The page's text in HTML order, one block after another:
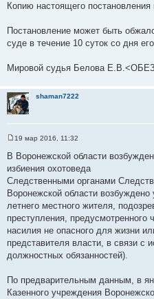
Копию настоящего постановления
Постановление может быть
суде в течение 10 суток со дня
Мировой судья Белова
shaman7222
о
о
б
е
н
е
19 мар 2016, 11:32
В Воронежской области
избиения охотоведа
Следственными органами
Воронежской области
летнего местного жителя,
преступления,
насилия не опасного для жизни
представителя власти, в связи с
должностных обязанностей).
По предварительным данным, в
Казенного учреждения